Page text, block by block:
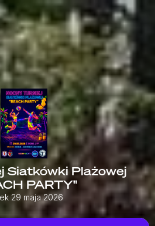
Siatkówki Plażowej
PARTY"
29 maja 2026